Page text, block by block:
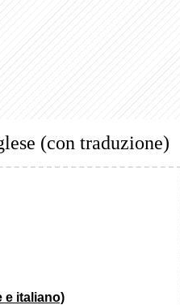
(con traduzione)
e italiano)